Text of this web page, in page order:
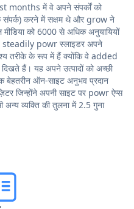
months में वे अपने संपर्कों को
करने में सक्षम थे और grow ने
को 6000 से अधिक अनुयायियों
steadily powr स्लाइडर अपने
तरीके के रूप में हैं क्योंकि वे added
हैं। यह अपने उत्पादों को अच्छी
बेहतरीन ऑन-साइट अनुभव प्रदान
जिन्होंने अपनी साइट पर powr ऐप्स
अन्य व्यक्ति की तुलना में 2.5 गुना